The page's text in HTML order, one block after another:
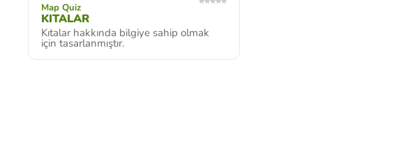
Map Quiz
KITALAR
Kıtalar hakkında bilgiye sahip olmak
için tasarlanmıştır.